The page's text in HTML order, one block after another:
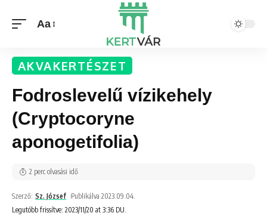
Aa
AKVAKERTÉSZET
Fodroslevelű vízikehely
(Cryptocoryne
aponogetifolia)
Legutóbb frissítve: 2023/11/20 at 3:36 DU.
Szerző: Sz. József Publikálva 2023.09.04.
2 perc olvasási idő